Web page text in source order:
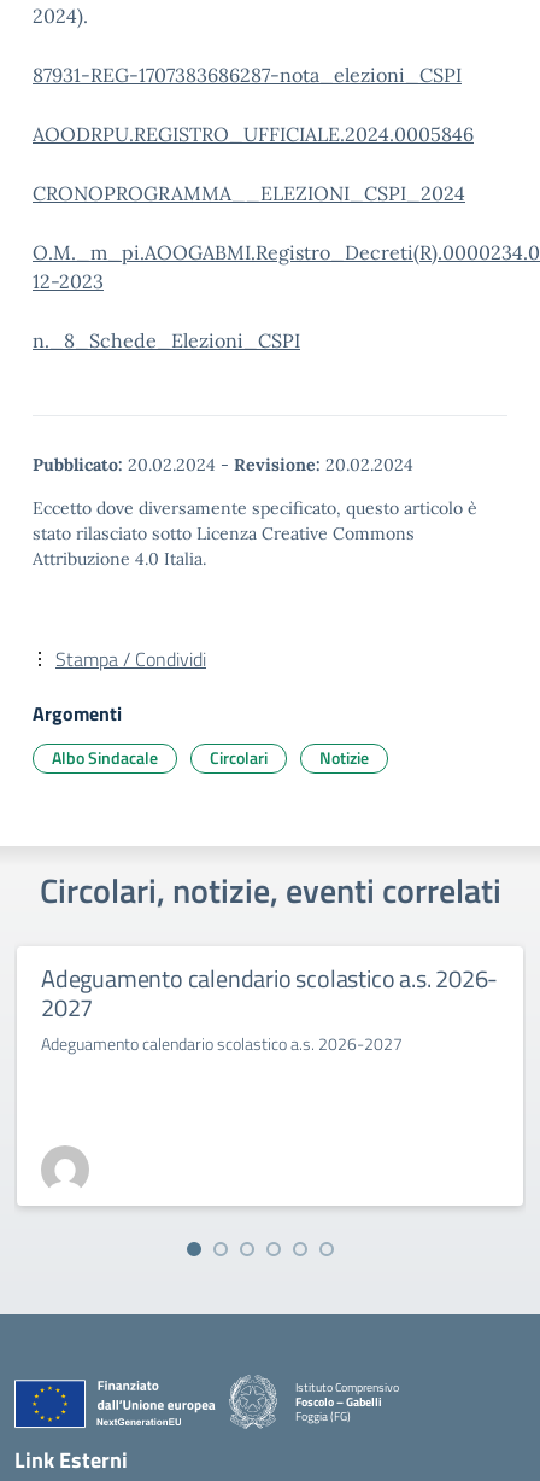
2024).
87931-REG-1707383686287-nota_elezioni_CSPI
AOODRPU.REGISTRO_UFFICIALE.2024.0005846
CRONOPROGRAMMA__ELEZIONI_CSPI_2024
12-2023
n._8_Schede_Elezioni_CSPI
Pubblicato: 20.02.2024 - Revisione: 20.02.2024
Eccetto dove diversamente specificato, questo articolo è
stato rilasciato sotto Licenza Creative Commons
Attribuzione 4.0 Italia.
Stampa / Condividi
Argomenti
Albo Sindacale Circolari Notizie
Circolari, notizie, eventi correlati
Adeguamento calendario scolastico a.s. 2026-
2027
Adeguamento calendario scolastico a.s. 2026-2027
Istituto Comprensivo
Foscolo – Gabelli
Foggia (FG)
— Visita la pagina iniziale della scuola
Link Esterni